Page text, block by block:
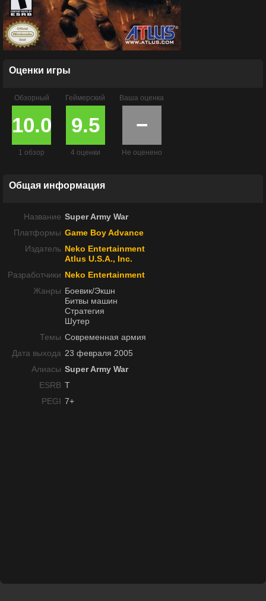
Оценки игры
Обзорный
10.0
1 обзор
Геймерский
9.5
4 оценки
Ваша оценка
−
Не оценено
Общая информация
Название Super Army War
Платформы Game Boy Advance
Издатель Neko Entertainment
Atlus U.S.A., Inc.
Разработчики Neko Entertainment
Жанры Боевик/Экшн
Битвы машин
Стратегия
Шутер
Темы Современная армия
Дата выхода 23 февраля 2005
Алиасы Super Army War
ESRB T
PEGI 7+